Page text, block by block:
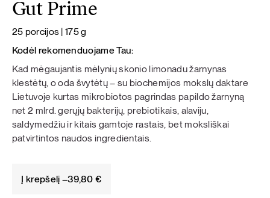
Gut Prime
25 porcijos | 175 g
Kodėl rekomenduojame Tau:
Kad mėgaujantis mėlynių skonio limonadu žarnynas
klestėtų, o oda švytėtų – su biochemijos mokslų daktare
Lietuvoje kurtas mikrobiotos pagrindas papildo žarnyną
net 2 mlrd. gerųjų bakterijų, prebiotikais, alaviju,
saldymedžiu ir kitais gamtoje rastais, bet moksliškai
patvirtintos naudos ingredientais.
Į krepšelį –39,80€